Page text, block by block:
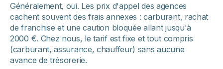
Généralement, oui. Les prix d'appel des agences
cachent souvent des frais annexes : carburant, rachat
de franchise et une caution bloquée allant jusqu'à
2000 €. Chez nous, le tarif est fixe et tout compris
(carburant, assurance, chauffeur) sans aucune
avance de trésorerie.